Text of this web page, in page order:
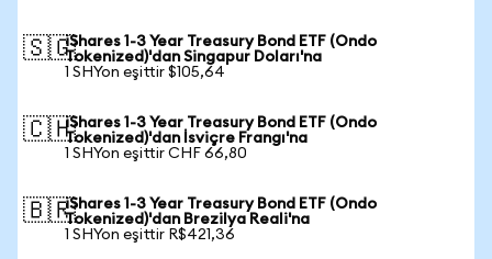
🇸🇬iShares 1-3 Year Treasury Bond ETF (Ondo
Tokenized)'dan Singapur Doları'na
1 SHYon eşittir $105,64
🇨🇭iShares 1-3 Year Treasury Bond ETF (Ondo
Tokenized)'dan İsviçre Frangı'na
1 SHYon eşittir CHF 66,80
🇧🇷iShares 1-3 Year Treasury Bond ETF (Ondo
Tokenized)'dan Brezilya Reali'na
1 SHYon eşittir R$421,36